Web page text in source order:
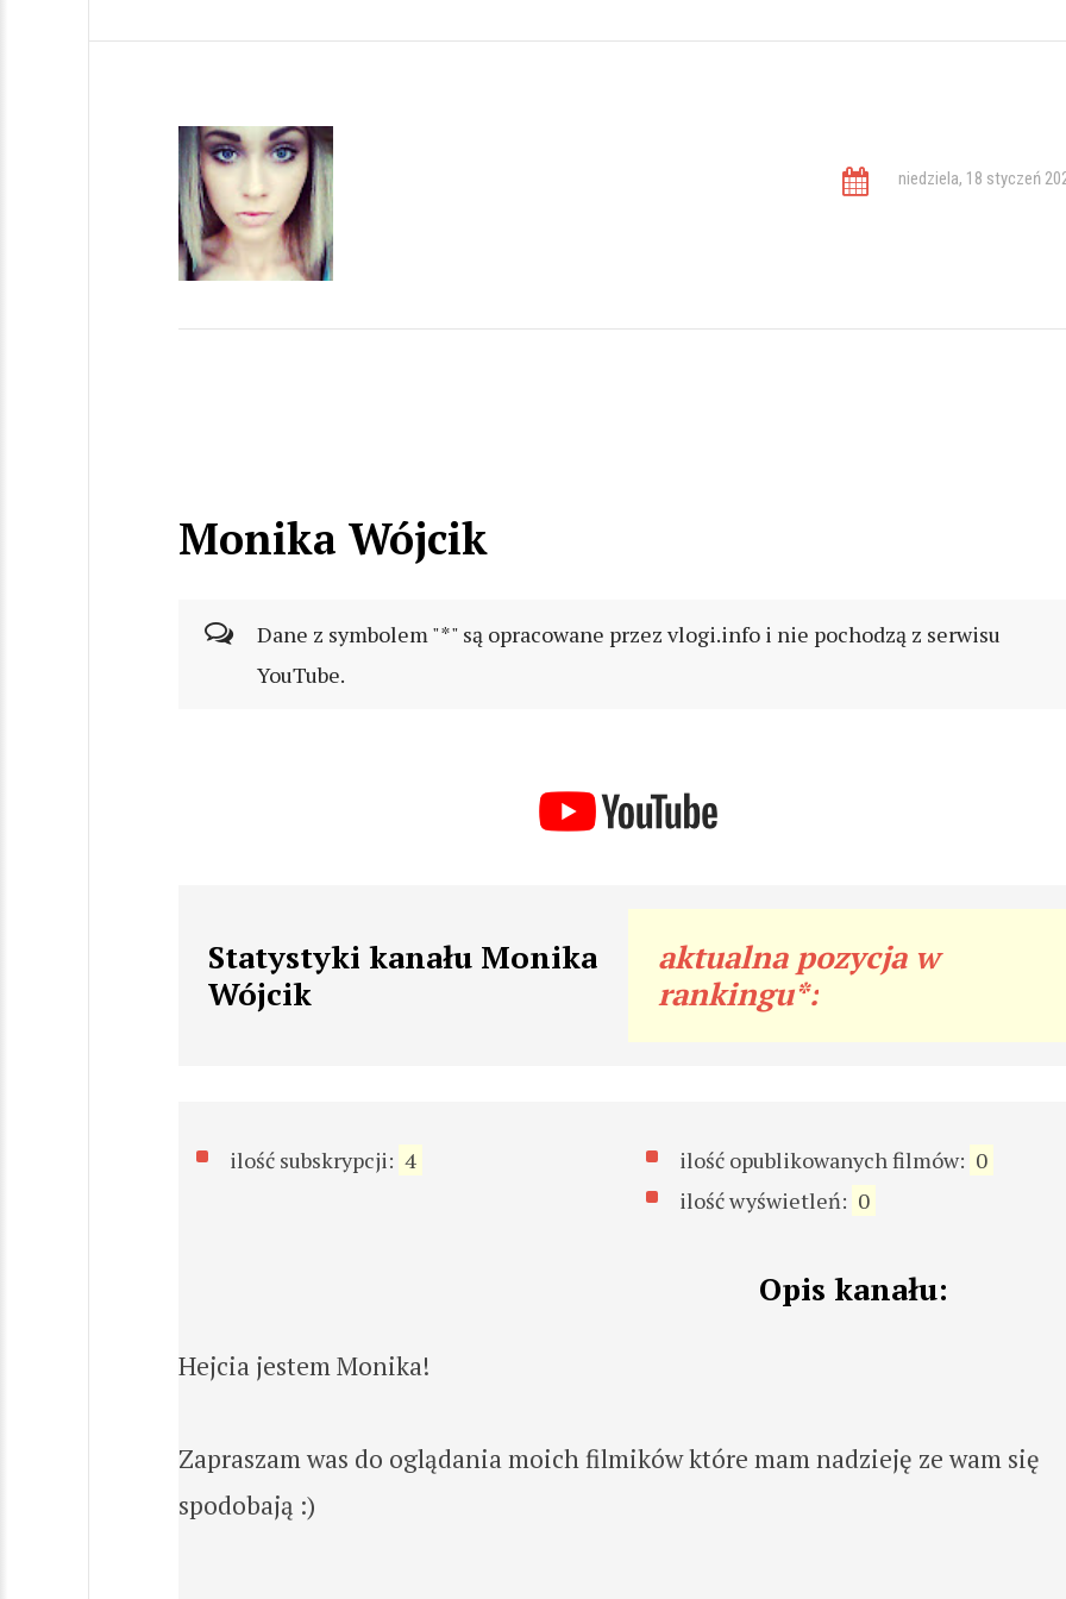
niedziela, 18 styczeń
Monika Wójcik
Dane z symbolem "*" są opracowane przez vlogi.info i nie pochodzą z serwisu
YouTube.
Statystyki kanału Monika
Wójcik
aktualna pozycja w
rankingu*:
ilość subskrypcji: 4 ilość opublikowanych filmów: 0
ilość wyświetleń: 0
Opis kanału:
Hejcia jestem Monika!
Zapraszam was do oglądania moich filmików które mam nadzieję ze wam się
spodobają :)